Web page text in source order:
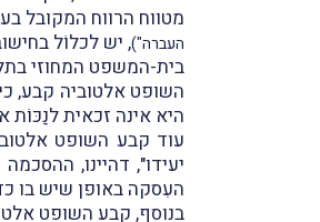
מטווח הרווח המקובל
העברה"), יש לכלוֹל
בית-המשפט המחוזי
השופט אלטוביה קבע,
היא אינה זכאית לנַכּוֹת
עוד קבע השופט
יעידו", דהיינו,
העִסקה באופן שיש בו